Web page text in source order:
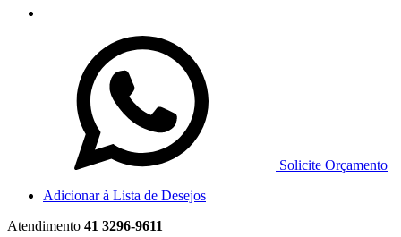
Solicite Orçamento
Adicionar à Lista de Desejos
Atendimento 41 3296-9611